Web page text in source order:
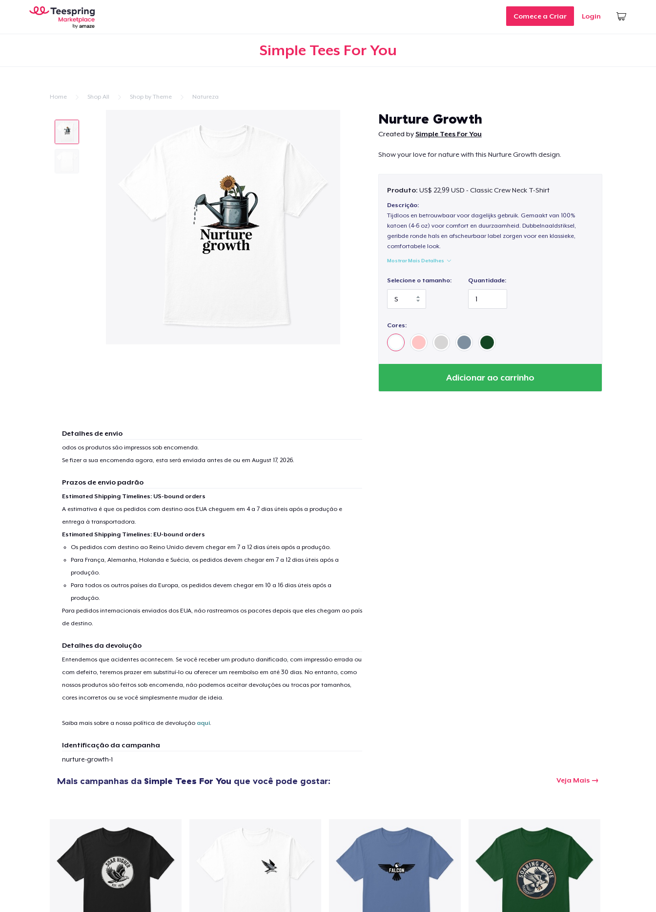
Comece a Criar Login
Simple Tees For You
Home Shop All Shop by Theme Natureza
Nurture Growth
Created bySimple Tees For You
Show your love for nature with this Nurture Growth design.
Produto: US$ 22,99 USD - Classic Crew Neck T-Shirt
Descrição:
Tijdloos en betrouwbaar voor dagelijks gebruik. Gemaakt van 100%
katoen (4-6 oz) voor comfort en duurzaamheid. Dubbelnaaldstiksel,
geribde ronde hals en afscheurbaar label zorgen voor een klassieke,
comfortabele look.
Mostrar Mais Detalhes
Selecione o tamanho: Quantidade:
Cores:
Adicionar ao carrinho
Detalhes de envio
odos os produtos são impressos sob encomenda.
Se fizer a sua encomenda agora, esta será enviada antes de ou em August 17, 2026.
Prazos de envio padrão
Estimated Shipping Timelines: US-bound orders
A estimativa é que os pedidos com destino aos EUA cheguem em 4 a 7 dias úteis após a produção e
entrega à transportadora.
Estimated Shipping Timelines: EU-bound orders
Os pedidos com destino ao Reino Unido devem chegar em 7 a 12 dias úteis após a produção.
Para França, Alemanha, Holanda e Suécia, os pedidos devem chegar em 7 a 12 dias úteis após a
produção.
Para todos os outros países da Europa, os pedidos devem chegar em 10 a 16 dias úteis após a
produção.
Para pedidos internacionais enviados dos EUA, não rastreamos os pacotes depois que eles chegam ao país
de destino.
Detalhes da devolução
Entendemos que acidentes acontecem. Se você receber um produto danificado, com impressão errada ou
com defeito, teremos prazer em substituí-lo ou oferecer um reembolso em até 30 dias. No entanto, como
nossos produtos são feitos sob encomenda, não podemos aceitar devoluções ou trocas por tamanhos,
cores incorretos ou se você simplesmente mudar de ideia.
Saiba mais sobre a nossa política de devolução aqui.
Identificação da campanha
nurture-growth-1
Mais campanhas da Simple Tees For You que você pode gostar: Veja Mais
1artigo adicionado ao Carrinho